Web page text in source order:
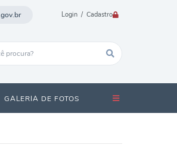
Login / Cadastro
GALERIA DE FOTOS